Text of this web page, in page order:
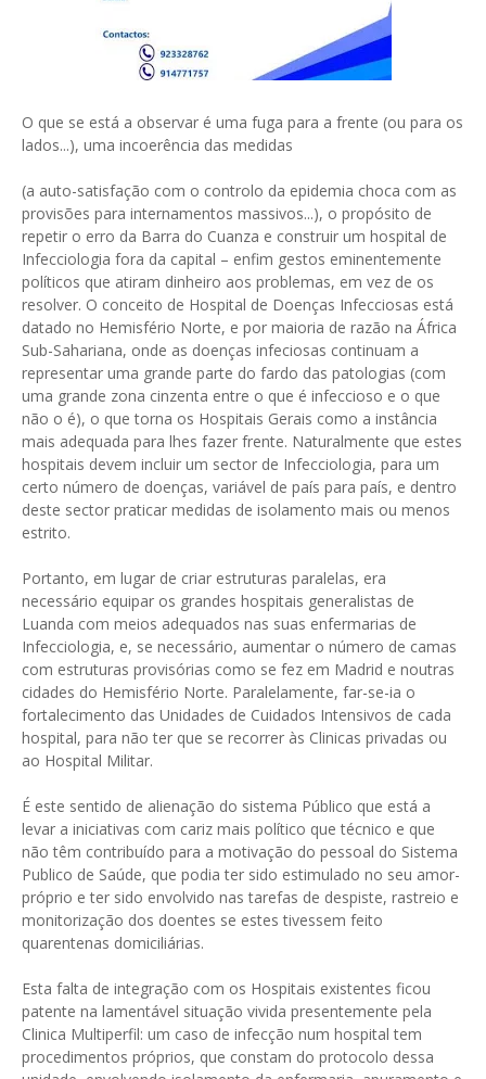
O que se está a observar é uma fuga para a frente (ou para os
lados...), uma incoerência das medidas
(a auto-satisfação com o controlo da epidemia choca com as
provisões para internamentos massivos...), o propósito de
repetir o erro da Barra do Cuanza e construir um hospital de
Infecciologia fora da capital – enfim gestos eminentemente
políticos que atiram dinheiro aos problemas, em vez de os
resolver. O conceito de Hospital de Doenças Infecciosas está
datado no Hemisfério Norte, e por maioria de razão na África
Sub-Sahariana, onde as doenças infeciosas continuam a
representar uma grande parte do fardo das patologias (com
uma grande zona cinzenta entre o que é infeccioso e o que
não o é), o que torna os Hospitais Gerais como a instância
mais adequada para lhes fazer frente. Naturalmente que estes
hospitais devem incluir um sector de Infecciologia, para um
certo número de doenças, variável de país para país, e dentro
deste sector praticar medidas de isolamento mais ou menos
estrito.
Portanto, em lugar de criar estruturas paralelas, era
necessário equipar os grandes hospitais generalistas de
Luanda com meios adequados nas suas enfermarias de
Infecciologia, e, se necessário, aumentar o número de camas
com estruturas provisórias como se fez em Madrid e noutras
cidades do Hemisfério Norte. Paralelamente, far-se-ia o
fortalecimento das Unidades de Cuidados Intensivos de cada
hospital, para não ter que se recorrer às Clinicas privadas ou
ao Hospital Militar.
É este sentido de alienação do sistema Público que está a
levar a iniciativas com cariz mais político que técnico e que
não têm contribuído para a motivação do pessoal do Sistema
Publico de Saúde, que podia ter sido estimulado no seu amor-
próprio e ter sido envolvido nas tarefas de despiste, rastreio e
monitorização dos doentes se estes tivessem feito
quarentenas domiciliárias.
Esta falta de integração com os Hospitais existentes ficou
patente na lamentável situação vivida presentemente pela
Clinica Multiperfil: um caso de infecção num hospital tem
procedimentos próprios, que constam do protocolo dessa